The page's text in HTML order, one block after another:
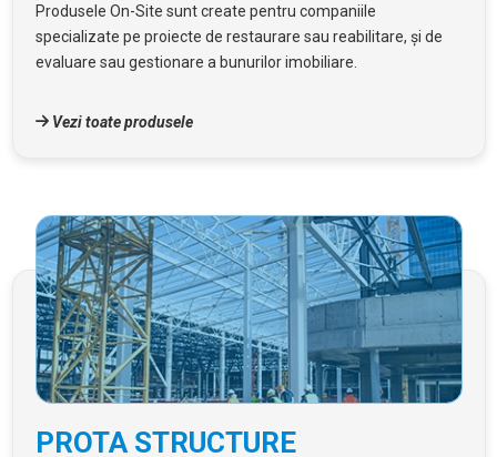
Produsele On-Site sunt create pentru companiile
specializate pe proiecte de restaurare sau reabilitare, și de
evaluare sau gestionare a bunurilor imobiliare.
Vezi toate produsele
PROTA STRUCTURE